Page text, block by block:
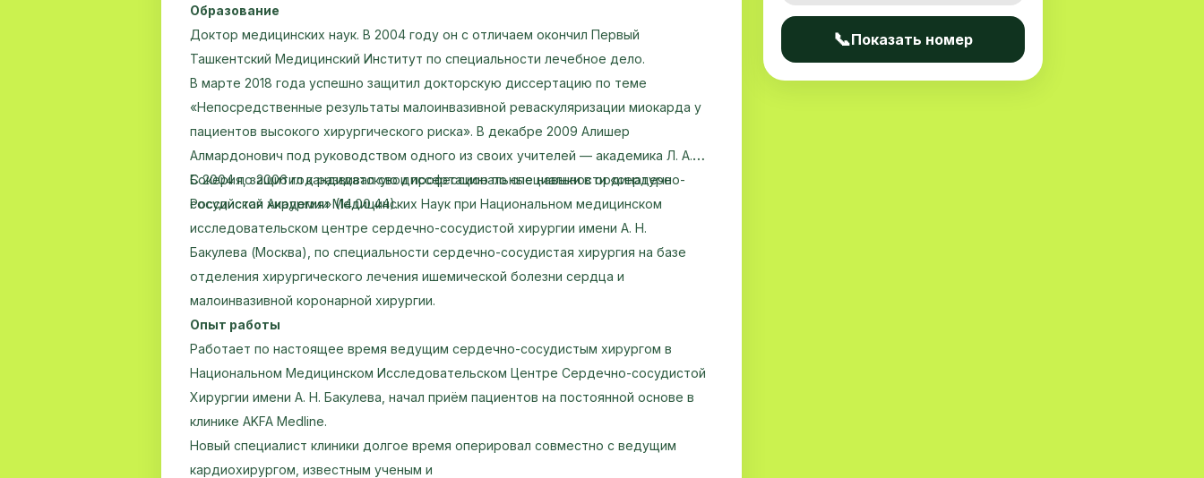
Образование
Доктор медицинских наук. В 2004 году он с отличаем окончил Первый
Ташкентский Медицинский Институт по специальности лечебное дело.
В марте 2018 года успешно защитил докторскую диссертацию по теме
«Непосредственные результаты малоинвазивной реваскуляризации миокарда у
пациентов высокого хирургического риска». В декабре 2009 Алишер
Алмардонович под руководством одного из своих учителей — академика Л. А.
Бокерия, защитил кандидатскую диссертацию по специальности «сердечно-
сосудистая хирургия» (14.00.44).
С 2004 по 2006 год развивал свои профессиональные навыки в ординатуре
Российской Академии Медицинских Наук при Национальном медицинском
исследовательском центре сердечно-сосудистой хирургии имени А. Н.
Бакулева (Москва), по специальности сердечно-сосудистая хирургия на базе
отделения хирургического лечения ишемической болезни сердца и
малоинвазивной коронарной хирургии.
Опыт работы
Работает по настоящее время ведущим сердечно-сосудистым хирургом в
Национальном Медицинском Исследовательском Центре Сердечно-сосудистой
Хирургии имени А. Н. Бакулева, начал приём пациентов на постоянной основе в
клинике AKFA Medline.
Новый специалист клиники долгое время оперировал совместно с ведущим
кардиохирургом, известным ученым и
📞Показать номер